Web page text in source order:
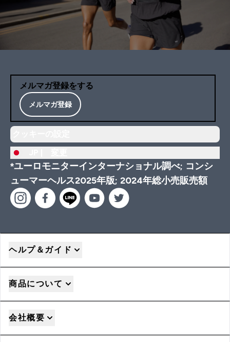
メルマガ登録をする
メルマガ登録
*ユーロモニターインターナショナル調べ; コンシ
ューマーヘルス2025年版; 2024年総小売販売額
ヘルプ＆ガイド
商品について
会社概要